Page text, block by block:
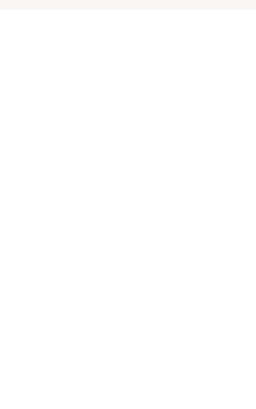
di
per 1.000 sul
attivare le
e soggetta circa